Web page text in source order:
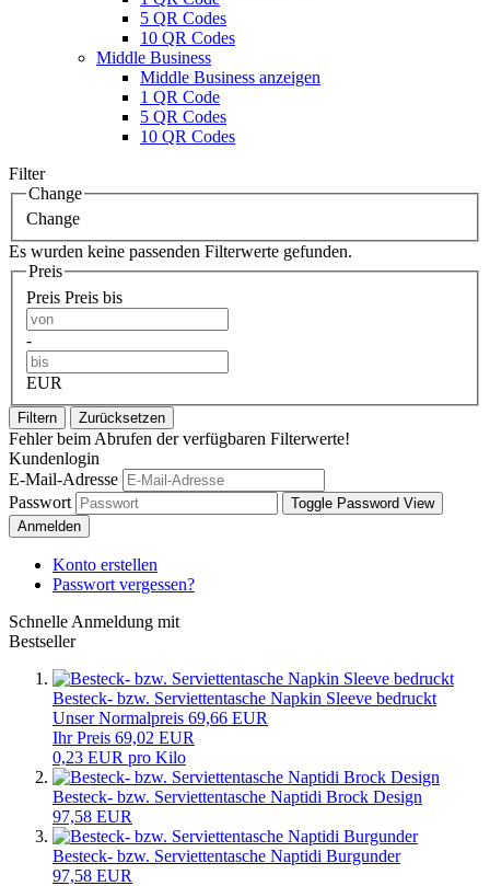
5 QR Codes
10 QR Codes
Middle Business
Middle Business anzeigen
1 QR Code
5 QR Codes
10 QR Codes
Filter
Change
Change
Es wurden keine passenden Filterwerte gefunden.
Preis
Preis Preis bis
-
EUR
Filtern Zurücksetzen
Fehler beim Abrufen der verfügbaren Filterwerte!
Kundenlogin
E-Mail-Adresse
Passwort
Toggle Password View
Anmelden
Konto erstellen
Passwort vergessen?
Schnelle Anmeldung mit
Bestseller
Besteck- bzw. Serviettentasche Napkin Sleeve bedruckt
Unser Normalpreis 69,66 EUR
Ihr Preis 69,02 EUR
0,23 EUR pro Kilo
Besteck- bzw. Serviettentasche Naptidi Brock Design
97,58 EUR
Besteck- bzw. Serviettentasche Naptidi Burgunder
97,58 EUR